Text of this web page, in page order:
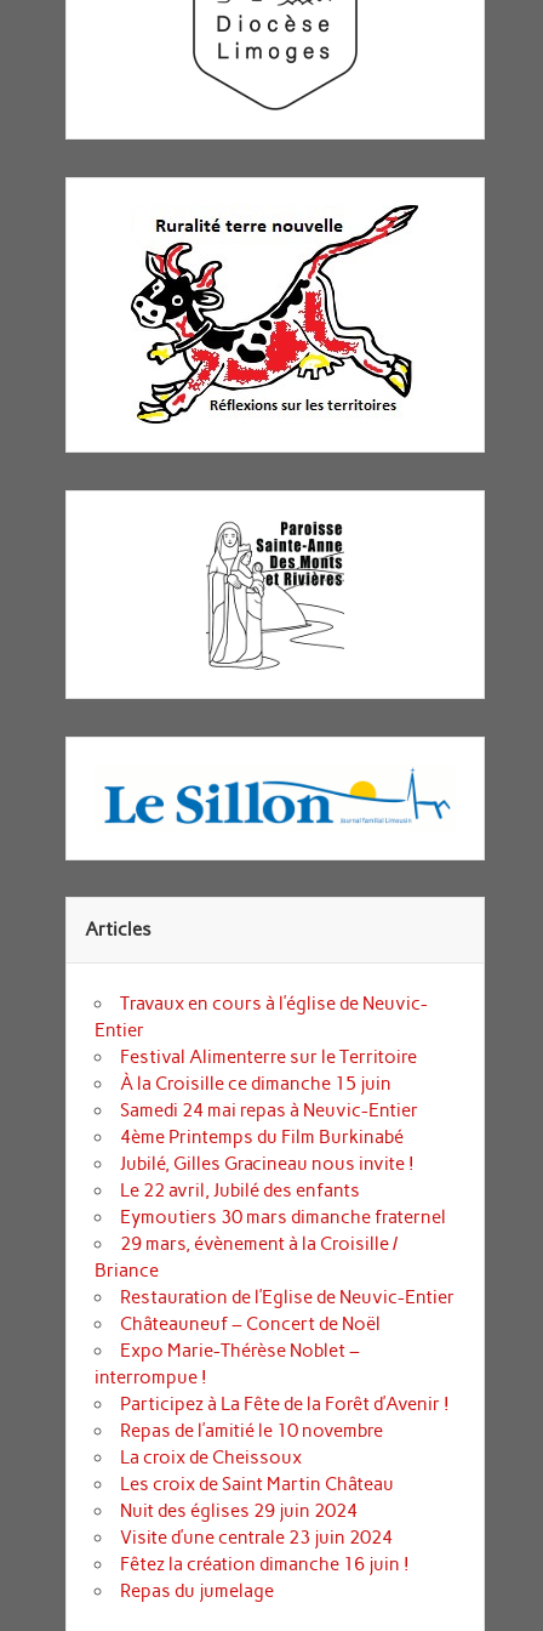
Articles
Travaux en cours à l’église de Neuvic-
Entier
Festival Alimenterre sur le Territoire
À la Croisille ce dimanche 15 juin
Samedi 24 mai repas à Neuvic-Entier
4ème Printemps du Film Burkinabé
Jubilé, Gilles Gracineau nous invite !
Le 22 avril, Jubilé des enfants
Eymoutiers 30 mars dimanche fraternel
29 mars, évènement à la Croisille /
Briance
Restauration de l’Eglise de Neuvic-Entier
Châteauneuf – Concert de Noël
Expo Marie-Thérèse Noblet –
interrompue !
Participez à La Fête de la Forêt d’Avenir !
Repas de l’amitié le 10 novembre
La croix de Cheissoux
Les croix de Saint Martin Château
Nuit des églises 29 juin 2024
Visite d’une centrale 23 juin 2024
Fêtez la création dimanche 16 juin !
Repas du jumelage